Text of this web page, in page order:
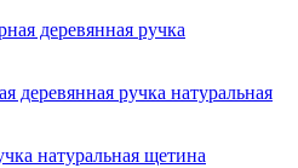
деревянная ручка натуральная